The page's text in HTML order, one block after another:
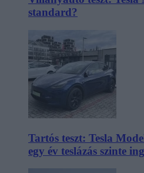
standard?
Tartós teszt: Tesla
egy év teslázás szinte